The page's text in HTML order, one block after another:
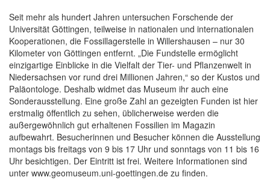
Seit mehr als hundert Jahren untersuchen Forschende der
Universität Göttingen, teilweise in nationalen und internationalen
Kooperationen, die Fossillagerstelle in Willershausen – nur 30
Kilometer von Göttingen entfernt. „Die Fundstelle ermöglicht
einzigartige Einblicke in die Vielfalt der Tier- und Pflanzenwelt in
Niedersachsen vor rund drei Millionen Jahren,“ so der Kustos und
Paläontologe. Deshalb widmet das Museum ihr auch eine
Sonderausstellung. Eine große Zahl an gezeigten Funden ist hier
erstmalig öffentlich zu sehen, üblicherweise werden die
außergewöhnlich gut erhaltenen Fossilien im Magazin
aufbewahrt. Besucherinnen und Besucher können die Ausstellung
montags bis freitags von 9 bis 17 Uhr und sonntags von 11 bis 16
Uhr besichtigen. Der Eintritt ist frei. Weitere Informationen sind
unter www.geomuseum.uni-goettingen.de zu finden.